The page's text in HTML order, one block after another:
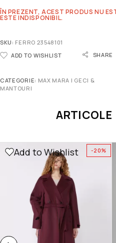
ÎN PREZENT, ACEST PRODUS NU
ESTE INDISPONIBIL.
SKU: FERRO 23548101
ADD TO WISHLIST
SHARE
CATEGORIE: MAX MARA | GECI &
MANTOURI
ARTICOLE
-20%
Add to Wishlist